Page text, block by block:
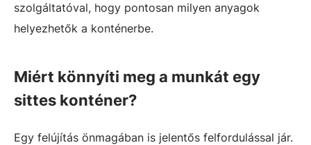
szolgáltatóval, hogy pontosan milyen anyagok
helyezhetők a konténerbe.
Miért könnyíti meg a munkát egy
sittes konténer?
Egy felújítás önmagában is jelentős felfordulással jár.